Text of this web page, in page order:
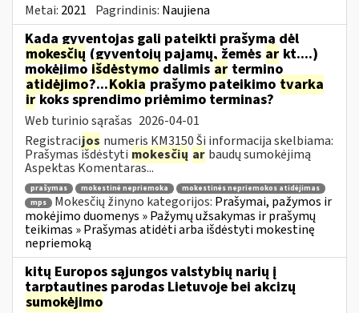
Metai: 2021 Pagrindinis: Naujiena
Kada gyventojas gali pateikti prašymą dėl
mokesčių (gyventojų pajamų, žemės ar kt....)
mokėjimo išdėstymo dalimis ar termino
atidėjimo?...Kokiaprašymo pateikimo tvarka
irkoks sprendimo priėmimo terminas?
Web turinio sąrašas 2026-04-01
Registracijos numeris KM3150 Ši informacija skelbiama:
Prašymas išdėstyti mokesčių ar baudų sumokėjimą
Aspektas Komentaras...
prašymas mokestinė nepriemoka
mokestinės nepriemokos atidėjimas
mps
Mokesčių žinyno kategorijos: Prašymai, pažymos ir
mokėjimo duomenys » Pažymų užsakymas ir prašymų
teikimas » Prašymas atidėti arba išdėstyti mokestinę
nepriemoką
kitų Europos sąjungos valstybių narių į
tarptautines parodas Lietuvoje bei akcizų
sumokėjimo